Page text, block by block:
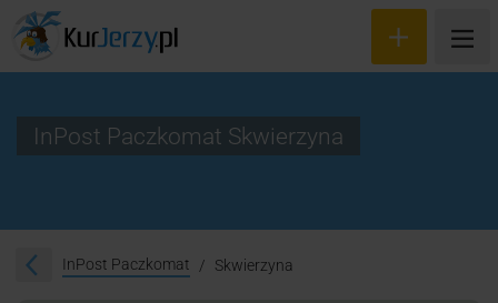
InPost Paczkomat Skwierzyna
InPost Paczkomat Skwierzyna